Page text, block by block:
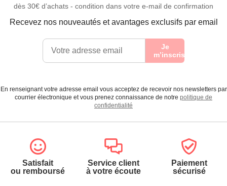
dès 30€ d’achats - condition dans votre e-mail de confirmation
Recevez nos nouveautés et avantages exclusifs par email
Je
m’inscris
En renseignant votre adresse email vous acceptez de recevoir nos newsletters par
courrier électronique et vous prenez connaissance de notre politique de
confidentialité
Satisfait
ou remboursé
Service client
à votre écoute
Paiement
sécurisé